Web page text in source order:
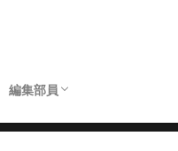
編集部員
D
ひーちゃん
ふーちゃん
まぶりー
つぶ
かのぴ
編集長
あいあん
ケン
ぽん